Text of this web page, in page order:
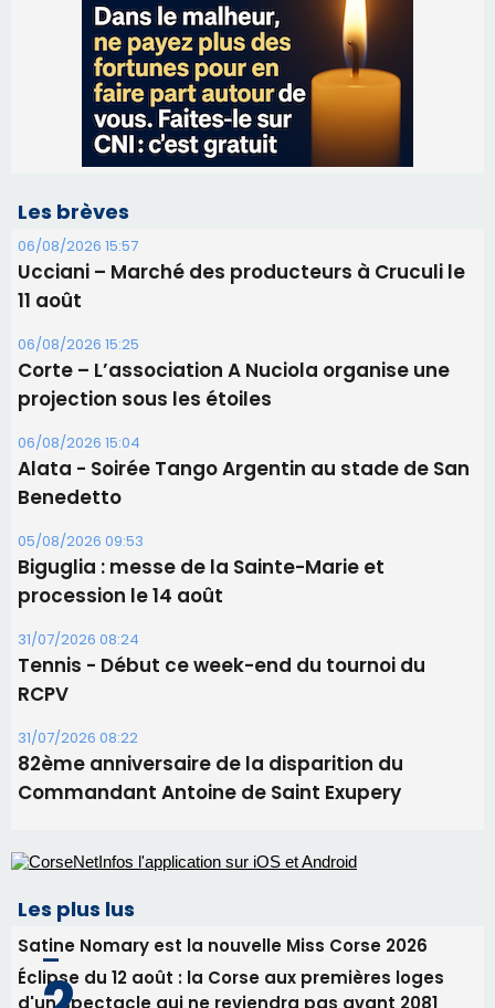
06/08/2026 15:57
Ucciani – Marché des producteurs à Cruculi le
06/08/2026 15:25
Corte – L’association A Nuciola organise une
06/08/2026 15:04
Alata - Soirée Tango Argentin au stade de San
Benedetto
05/08/2026 09:53
Biguglia : messe de la Sainte-Marie et
procession le 14 août
31/07/2026 08:24
Tennis - Début ce week-end du tournoi du
RCPV
31/07/2026 08:22
82ème anniversaire de la disparition du
Commandant Antoine de Saint Exupery
Les plus lus
Satine Nomary est la nouvelle Miss Corse 2026
Éclipse du 12 août : la Corse aux premières loges
d'un spectacle qui ne reviendra pas avant 2081
profiter pleinement du spectacle ?
consommation en recul dans les restaurants
La gendarmerie alerte les restaurateurs corses
face à une nouvelle escroquerie au faux vendeur de
vin